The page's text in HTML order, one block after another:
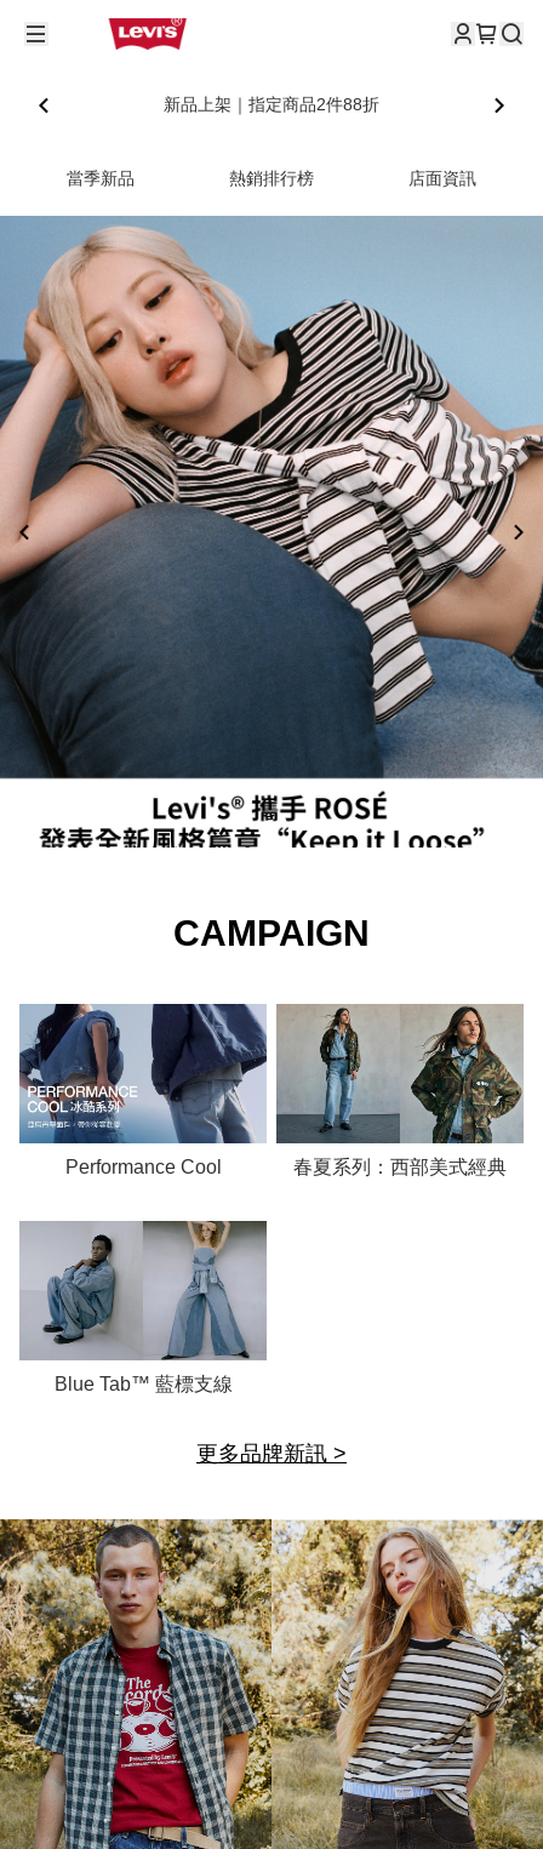
新品上架｜指定商品2件88折
當季新品 熱銷排行榜 店面資訊
CAMPAIGN
Performance Cool 春夏系列：西部美式經典
Blue Tab™ 藍標支線
更多品牌新訊 >